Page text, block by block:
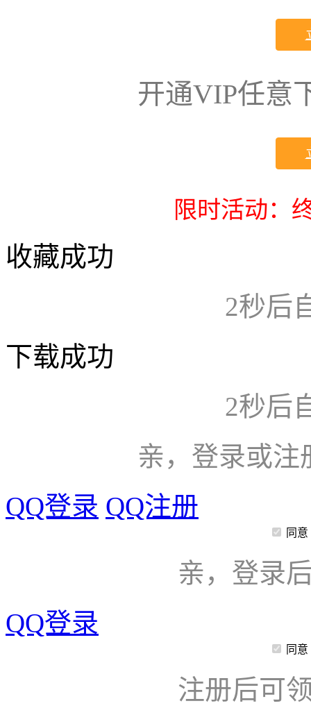
开通VIP任意
限时活动：
收藏成功
2秒后
下载成功
2秒后
亲，登录或注
QQ登录 QQ注册
同意
亲，登录
QQ登录
同意
注册后可